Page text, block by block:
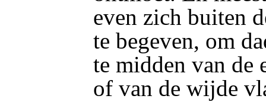
even zich buiten
te begeven, om
te midden van de
of van de wijde